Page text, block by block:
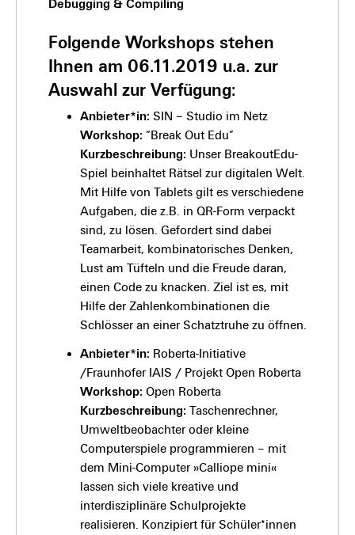
Debugging & Compiling
Folgende Workshops stehen
Ihnen am 06.11.2019 u.a. zur
Auswahl zur Verfügung:
Anbieter*in: SIN – Studio im Netz
Workshop: “Break Out Edu”
Kurzbeschreibung: Unser BreakoutEdu-
Spiel beinhaltet Rätsel zur digitalen Welt.
Mit Hilfe von Tablets gilt es verschiedene
Aufgaben, die z.B. in QR-Form verpackt
sind, zu lösen. Gefordert sind dabei
Teamarbeit, kombinatorisches Denken,
Lust am Tüfteln und die Freude daran,
einen Code zu knacken. Ziel ist es, mit
Hilfe der Zahlenkombinationen die
Schlösser an einer Schatztruhe zu öffnen.
Anbieter*in: Roberta-Initiative
/Fraunhofer IAIS / Projekt Open Roberta
Workshop: Open Roberta
Kurzbeschreibung: Taschenrechner,
Umweltbeobachter oder kleine
Computerspiele programmieren – mit
dem Mini-Computer »Calliope mini«
lassen sich viele kreative und
interdisziplinäre Schulprojekte
realisieren. Konzipiert für Schüler*innen